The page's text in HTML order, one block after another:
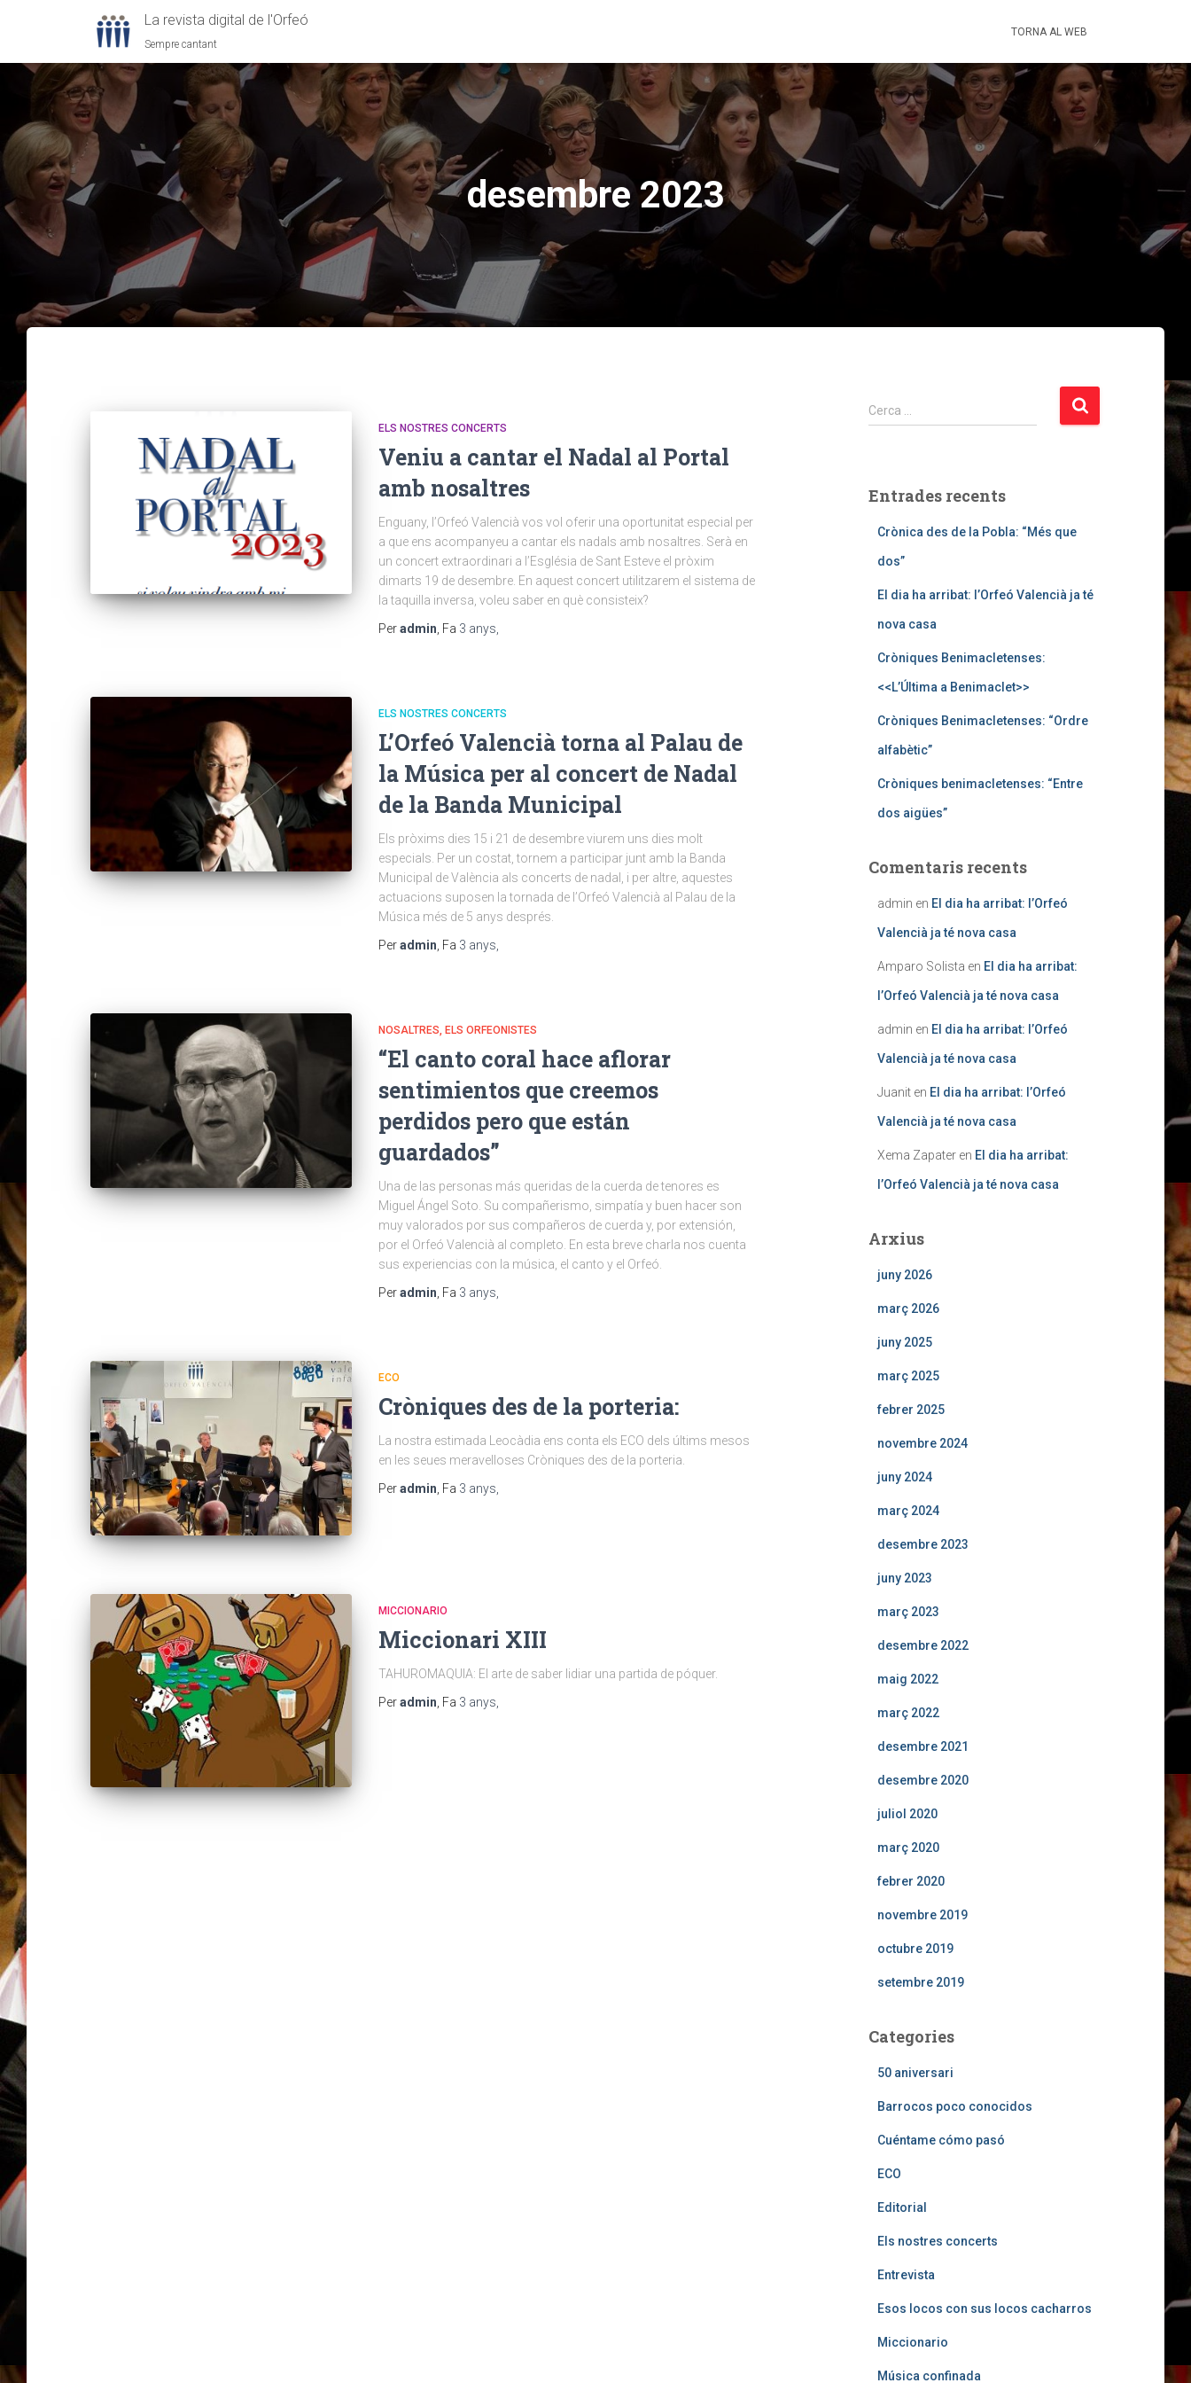
La revista digital de l'Orfeó
Sempre cantant
TORNA AL WEB
desembre 2023
ELS NOSTRES CONCERTS
Veniu a cantar el Nadal al Portal
amb nosaltres
Enguany, l’Orfeó Valencià vos vol oferir una oportunitat especial per
a que ens acompanyeu a cantar els nadals amb nosaltres. Serà en
un concert extraordinari a l’Església de Sant Esteve el pròxim
dimarts 19 de desembre. En aquest concert utilitzarem el sistema de
la taquilla inversa, voleu saber en què consisteix?
Peradmin , Fa 3 anys
ELS NOSTRES CONCERTS
L’Orfeó Valencià torna al Palau de
la Música per al concert de Nadal
de la Banda Municipal
Els pròxims dies 15 i 21 de desembre viurem uns dies molt
especials. Per un costat, tornem a participar junt amb la Banda
Municipal de València als concerts de nadal, i per altre, aquestes
actuacions suposen la tornada de l’Orfeó Valencià al Palau de la
Música més de 5 anys després.
Peradmin , Fa 3 anys
NOSALTRES, ELS ORFEONISTES
“El canto coral hace aflorar
sentimientos que creemos
perdidos pero que están
guardados”
Una de las personas más queridas de la cuerda de tenores es
Miguel Ángel Soto. Su compañerismo, simpatía y buen hacer son
muy valorados por sus compañeros de cuerda y, por extensión,
por el Orfeó Valencià al completo. En esta breve charla nos cuenta
sus experiencias con la música, el canto y el Orfeó.
Peradmin , Fa 3 anys
ECO
Cròniques des de la porteria:
La nostra estimada Leocàdia ens conta els ECO dels últims mesos
en les seues meravelloses Cròniques des de la porteria.
Peradmin , Fa 3 anys
MICCIONARIO
Miccionari XIII
TAHUROMAQUIA: El arte de saber lidiar una partida de póquer.
Peradmin , Fa 3 anys
C
e
:
Cerca …
Entrades recents
Crònica des de la Pobla: “Més que
dos”
El dia ha arribat: l’Orfeó Valencià ja té
nova casa
Cròniques Benimacletenses:
<<L’Última a Benimaclet>>
Cròniques Benimacletenses: “Ordre
alfabètic”
Cròniques benimacletenses: “Entre
dos aigües”
Comentaris recents
admin en El dia ha arribat: l’Orfeó
Valencià ja té nova casa
Amparo Solista en El dia ha arribat:
l’Orfeó Valencià ja té nova casa
admin en El dia ha arribat: l’Orfeó
Valencià ja té nova casa
Juaniten El dia ha arribat: l’Orfeó
Valencià ja té nova casa
Xema Zapateren El dia ha arribat:
l’Orfeó Valencià ja té nova casa
Arxius
juny 2026
març 2026
juny 2025
març 2025
febrer 2025
novembre 2024
juny 2024
març 2024
desembre 2023
juny 2023
març 2023
desembre 2022
maig 2022
març 2022
desembre 2021
desembre 2020
juliol 2020
març 2020
febrer 2020
novembre 2019
octubre 2019
setembre 2019
Categories
50 aniversari
Barrocos poco conocidos
Cuéntame cómo pasó
ECO
Editorial
Els nostres concerts
Entrevista
Esos locos con sus locos cacharros
Miccionario
Música confinada